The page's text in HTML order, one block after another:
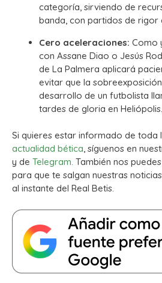
categoría, sirviendo de
banda, con partidos de rigor
Cero aceleraciones: Como
con Assane Diao o Jesús
de La Palmera aplicará
evitar que la
desarrollo de un futbolista
tardes de gloria en Heliópolis.
Si quieres estar informado de toda
actualidad bética, síguenos en
y de Telegram. También nos
para que te salgan nuestras
al instante del Real Betis.